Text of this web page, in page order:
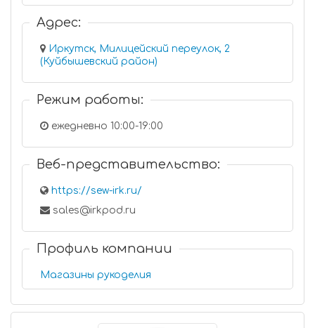
Адрес:
Иркутск, Милицейский переулок, 2
(Куйбышевский район)
Режим работы:
ежедневно 10:00-19:00
Веб-представительство:
https://sew-irk.ru/
sales@irkpod.ru
Профиль компании
Магазины рукоделия